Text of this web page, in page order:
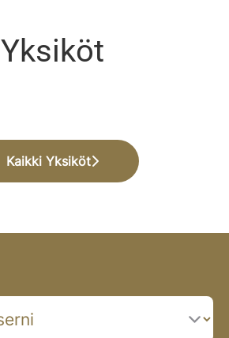
Yksiköt
Kaikki Yksiköt